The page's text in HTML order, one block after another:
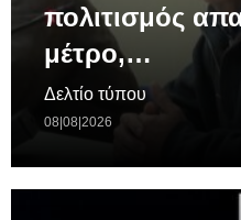
πολιτισμός
μέτρο,…
Δελτίο τύπου
08|08|2026